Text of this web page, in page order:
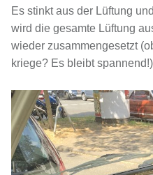
Es stinkt aus der Lüftung
wird die gesamte Lüftung
wieder zusammengesetzt
kriege? Es bleibt